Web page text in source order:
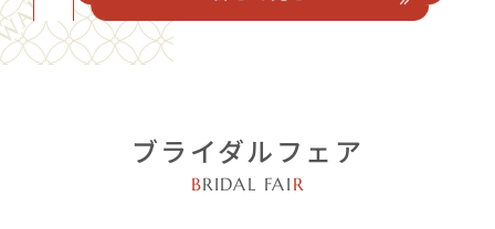
ブライダルフェア
BRIDAL FAI R